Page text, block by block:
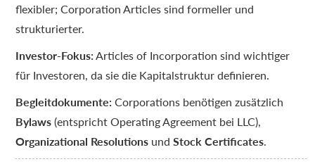
flexibler; Corporation Articles sind formeller und
strukturierter.
Investor-Fokus:Articles of Incorporation sind wichtiger
für Investoren, da sie die Kapitalstruktur definieren.
Begleitdokumente: Corporations benötigen zusätzlich
Bylaws(entspricht Operating Agreement bei LLC),
Organizational Resolutions und Stock Certificates.